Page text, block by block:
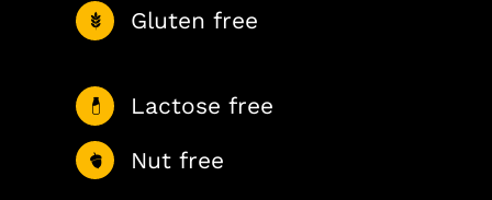
Gluten free
Lactose free
Nut free